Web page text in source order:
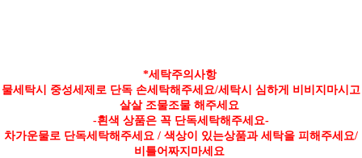
*세탁주의사항
물세탁시 중성세제로 단독 손세탁해주세요/세탁시 심하게 비비지마시고
살살 조물조물 해주세요
-흰색 상품은 꼭 단독세탁해주세요-
차가운물로 단독세탁해주세요 / 색상이 있는상품과 세탁을 피해주세요/
비틀어짜지마세요